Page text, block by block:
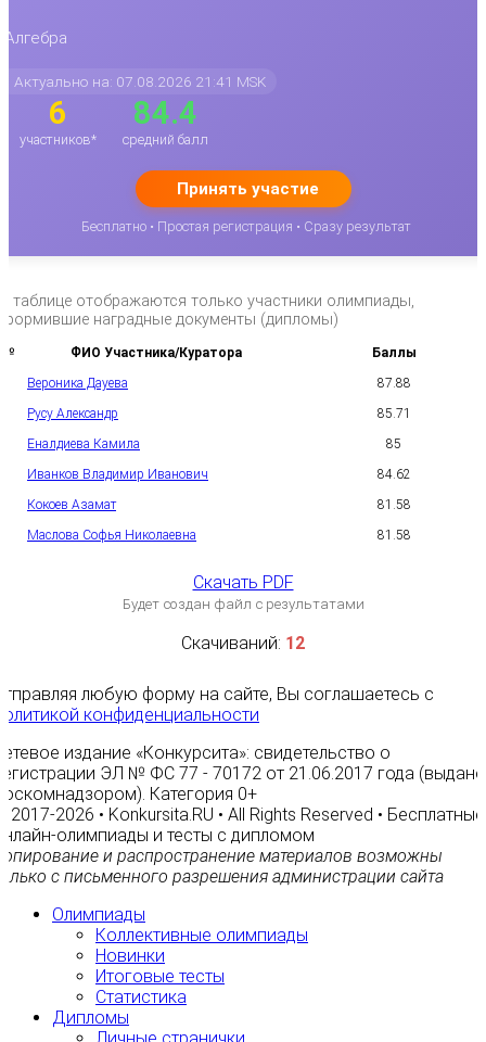
Алгебра
Актуально на: 07.08.2026 21:41 MSK
6
участников*
84.4
средний балл
Принять участие
Бесплатно • Простая регистрация • Сразу результат
таблице отображаются только участники олимпиады,
наградные документы (дипломы)
№ ФИО Участника/Куратора Баллы
Вероника Дауева 87.88
Русу Александр 85.71
Еналдиева Камила 85
Иванков Владимир Иванович 84.62
Кокоев Азамат 81.58
Маслова Софья Николаевна 81.58
Скачать PDF
Будет создан файл с результатами
Скачиваний: 12
любую форму на сайте, Вы соглашаетесь с
конфиденциальности
издание «Конкурсита»: свидетельство о
ЭЛ № ФС 77 - 70172 от 21.06.2017 года (выдано
Категория 0+
2017-2026 • Konkursita.RU • All Rights Reserved • Бесплатные
олимпиады и тесты с дипломом
и распространение материалов возможны
с письменного разрешения администрации сайта
Олимпиады
Коллективные олимпиады
Новинки
Итоговые тесты
Статистика
Дипломы